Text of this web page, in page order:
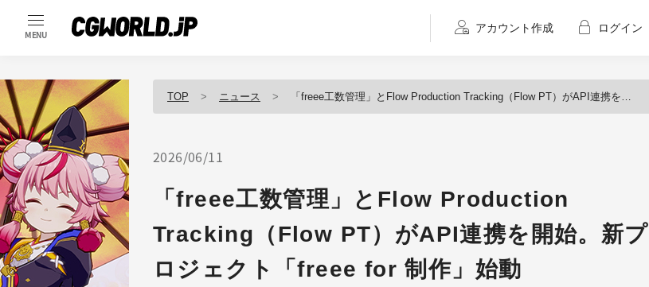
MENU
アカウント作成 ログイン
TOP ニュース 「freee工数管理」とFlow Production Tracking（Flow PT）がAPI連携を開始。新プロジェクト「freee for 制作」始動
2026/06/11
「freee工数管理」とFlow Production
Tracking（Flow PT）がAPI連携を開始。新プ
ロジェクト「freee for 制作」始動